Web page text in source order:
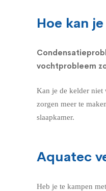
Hoe kan
vochtprobleem
Kan je de kelder niet
zorgen meer te
slaapkamer.
Aquatec
Heb je te kampen